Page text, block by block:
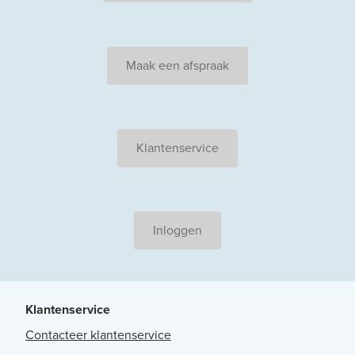
Maak een afspraak
Klantenservice
Inloggen
Klantenservice
Contacteer klantenservice